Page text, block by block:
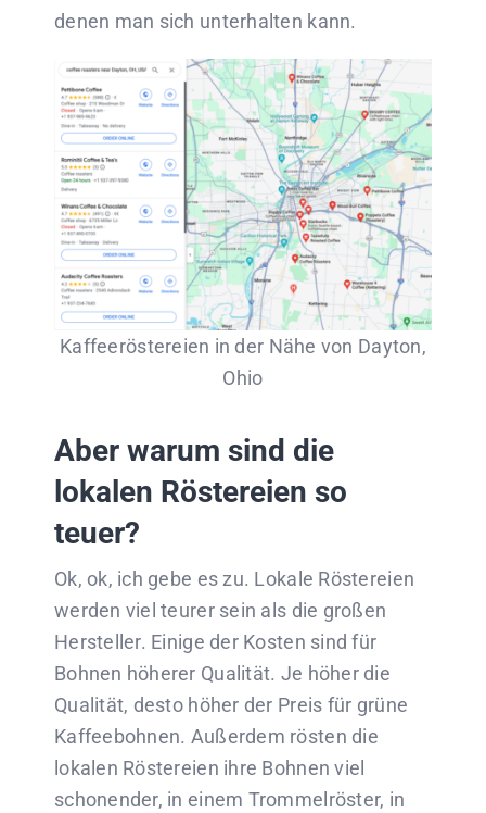
denen man sich unterhalten kann.
Kaffeeröstereien in der Nähe von Dayton,
Ohio
Aber warum sind die
lokalen Röstereien so
teuer?
Ok, ok, ich gebe es zu. Lokale Röstereien
werden viel teurer sein als die großen
Hersteller. Einige der Kosten sind für
Bohnen höherer Qualität. Je höher die
Qualität, desto höher der Preis für grüne
Kaffeebohnen. Außerdem rösten die
lokalen Röstereien ihre Bohnen viel
schonender, in einem Trommelröster, in